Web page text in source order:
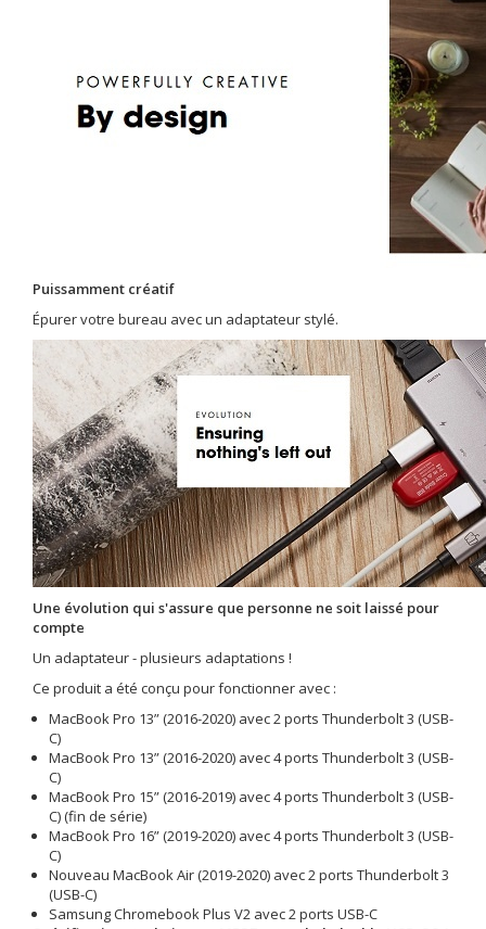
Puissamment créatif
Épurer votre bureau avec un adaptateur stylé.
Une évolution qui s'assure que personne ne soit laissé pour
compte
Un adaptateur - plusieurs adaptations !
Ce produit a été conçu pour fonctionner avec :
MacBook Pro 13” (2016-2020) avec 2 ports Thunderbolt 3 (USB-
C)
MacBook Pro 13” (2016-2020) avec 4 ports Thunderbolt 3 (USB-
C)
MacBook Pro 15” (2016-2019) avec 4 ports Thunderbolt 3 (USB-
C) (fin de série)
MacBook Pro 16” (2019-2020) avec 4 ports Thunderbolt 3 (USB-
C)
Nouveau MacBook Air (2019-2020) avec 2 ports Thunderbolt 3
(USB-C)
Samsung Chromebook Plus V2 avec 2 ports USB-C